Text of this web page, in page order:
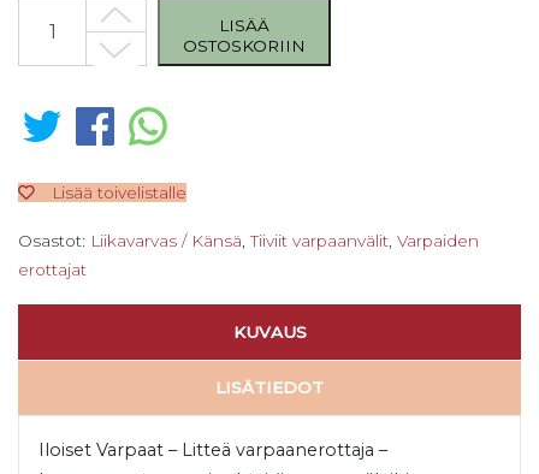
Litteä varpaanerottaja 2 kpl, koko S määrä
LISÄÄ
OSTOSKORIIN
Lisää toivelistalle
Osastot: Liikavarvas / Känsä,Tiiviit varpaanvälit, Varpaiden
erottajat
KUVAUS
LISÄTIEDOT
Iloiset Varpaat – Litteä varpaanerottaja –